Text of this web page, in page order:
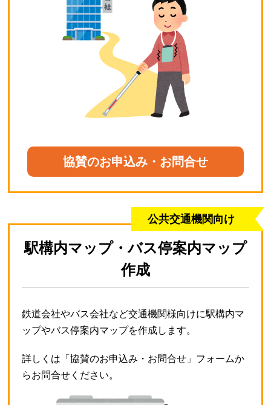
協賛のお申込み・お問合せ
公共交通機関向け
駅構内マップ・バス停案内マップ
作成
鉄道会社やバス会社など交通機関様向けに駅構内マ
ップやバス停案内マップを作成します。
詳しくは「協賛のお申込み・お問合せ」フォームか
らお問合せください。